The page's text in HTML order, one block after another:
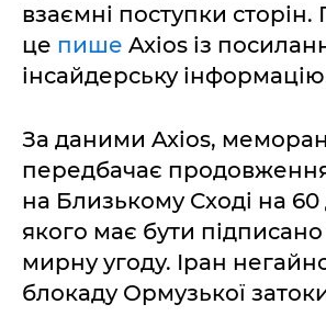
взаємні поступки сторін.
це пише Axios із
інсайдерську
За даними Axios,
передбачає
на Близькому Сході на 60
якого має бути
мирну угоду. Іран
блокаду Ормузької